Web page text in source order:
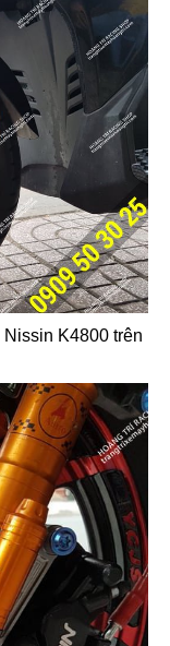
K4800 trên